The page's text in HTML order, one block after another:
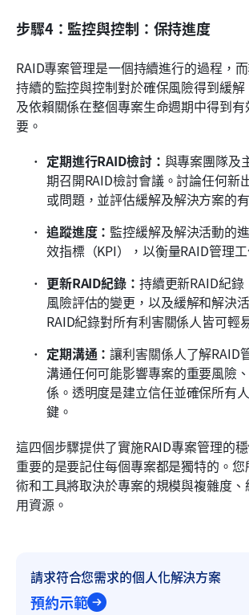
步驟4：監控與控制：保持進度
RAID專案管理是一個持續進行的過程，
持續的監控與控制對於確保風險得到緩
及依賴關係在整個專案生命週期中得到
要。
定期進行RAID檢討： 與專案團隊及
期召開RAID檢討會議。討論任何新
或問題，並評估緩解及解決方案的
追蹤進度： 監控緩解及解決活動的
效指標（KPI），以衡量RAID管理
更新RAID紀錄： 持續更新RAID紀錄
風險評估的變更，以及緩解和解決
RAID紀錄對所有利害關係人皆可輕
定期溝通：讓利害關係人了解RAID
溝通任何可能影響專案的重要風險
係。透明度是建立信任並確保所有
鍵。
這四個步驟提供了實施RAID專案管理的
重要的是要記住每個專案都是獨特的。
術和工具將取決於專案的規模與複雜度
用資源。
請求符合您需求的個人化解決方案
預約示範